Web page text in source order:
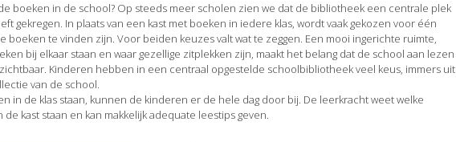
boeken in de school? Op steeds meer scholen zien we dat de bibliotheek een centrale plek
gekregen. In plaats van een kast met boeken in iedere klas, wordt vaak gekozen voor één
boeken te vinden zijn. Voor beiden keuzes valt wat te zeggen. Een mooi ingerichte ruimte,
bij elkaar staan en waar gezellige zitplekken zijn, maakt het belang dat de school aan lezen
Kinderen hebben in een centraal opgestelde schoolbibliotheek veel keus, immers uit
van de school.
in de klas staan, kunnen de kinderen er de hele dag door bij. De leerkracht weet welke
de kast staan en kan makkelijk adequate leestips geven.